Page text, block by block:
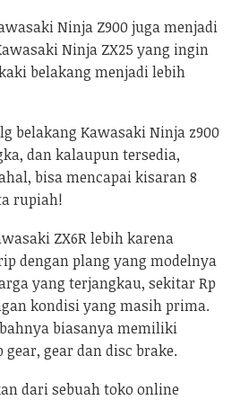
Ninja Z900 juga menjadi
Ninja ZX25 yang ingin
belakang menjadi lebih
belakang Kawasaki Ninja z900
dan kalaupun tersedia,
bisa mencapai kisaran 8
rupiah!
ZX6R lebih karena
dengan plang yang modelnya
yang terjangkau, sekitar Rp
kondisi yang masih prima.
biasanya memiliki
gear, gear dan disc brake.
dari sebuah toko online